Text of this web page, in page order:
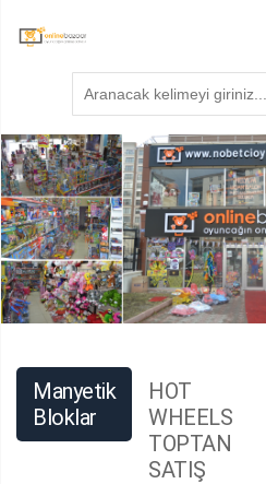
Manyetik
Bloklar
HOT
WHEELS
TOPTAN
SATIŞ